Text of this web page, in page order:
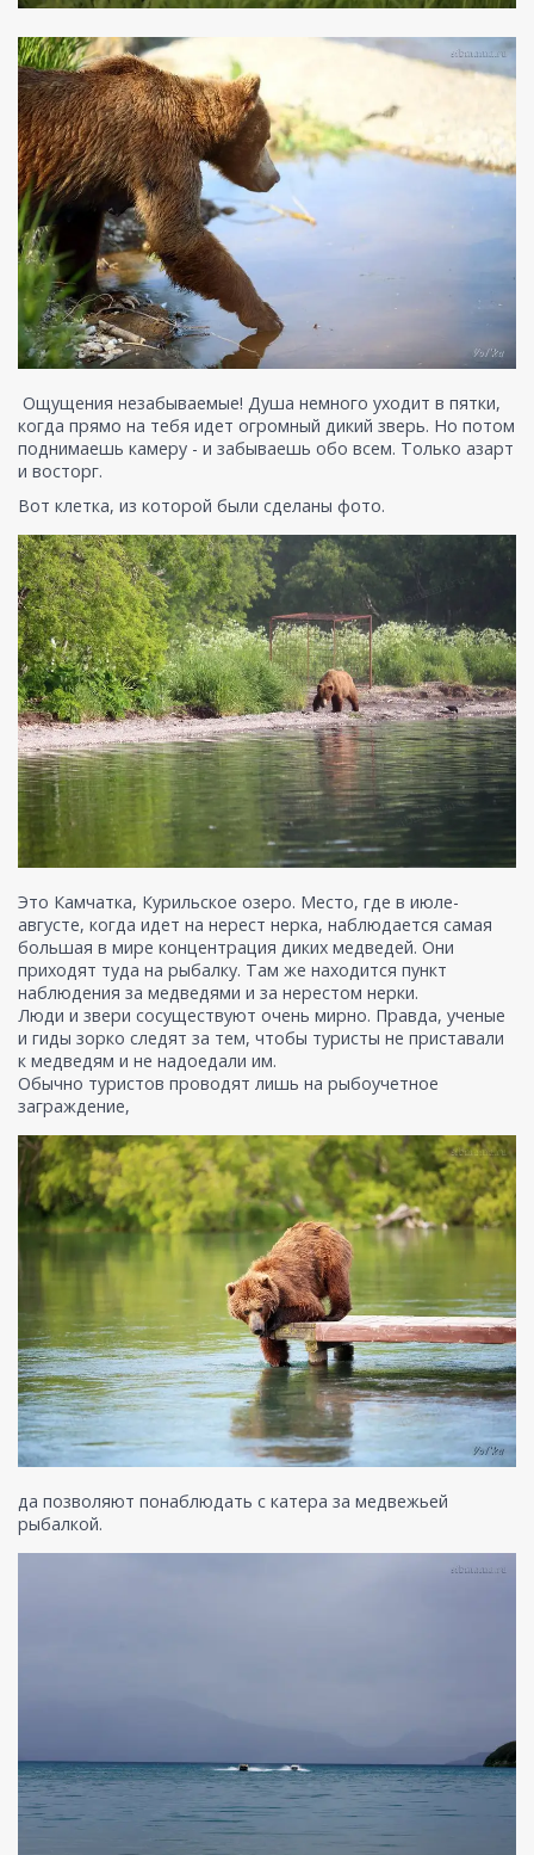
Ощущения незабываемые! Душа немного уходит в пятки,
когда прямо на тебя идет огромный дикий зверь. Но потом
поднимаешь камеру - и забываешь обо всем. Только азарт
и восторг.
Вот клетка, из которой были сделаны фото.
Это Камчатка, Курильское озеро. Место, где в июле-
августе, когда идет на нерест нерка, наблюдается самая
большая в мире концентрация диких медведей. Они
приходят туда на рыбалку. Там же находится пункт
наблюдения за медведями и за нерестом нерки.
Люди и звери сосуществуют очень мирно. Правда, ученые
и гиды зорко следят за тем, чтобы туристы не приставали
к медведям и не надоедали им.
Обычно туристов проводят лишь на рыбоучетное
заграждение,
да позволяют понаблюдать с катера за медвежьей
рыбалкой.